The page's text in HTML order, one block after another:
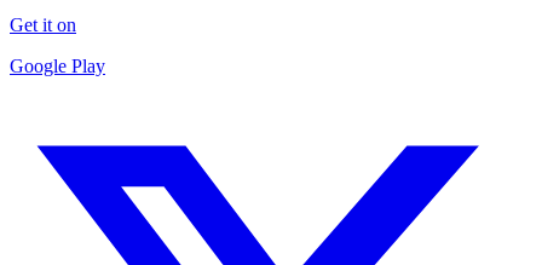
Get it on
Google Play